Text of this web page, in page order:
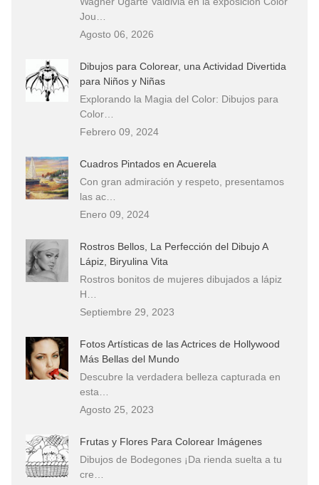
Jou…
Agosto 06, 2026
Dibujos para Colorear, una Actividad Divertida
para Niños y Niñas
Explorando la Magia del Color: Dibujos para
Color…
Febrero 09, 2024
Cuadros Pintados en Acuerela
Con gran admiración y respeto, presentamos
las ac…
Enero 09, 2024
Rostros Bellos, La Perfección del Dibujo A
Lápiz, Biryulina Vita
Rostros bonitos de mujeres dibujados a lápiz
H…
Septiembre 29, 2023
Fotos Artísticas de las Actrices de Hollywood
Más Bellas del Mundo
Descubre la verdadera belleza capturada en
esta…
Agosto 25, 2023
Frutas y Flores Para Colorear Imágenes
Dibujos de Bodegones ¡Da rienda suelta a tu
cre…